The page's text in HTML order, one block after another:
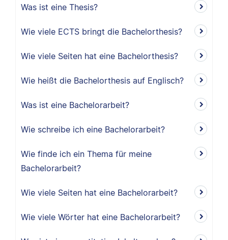
Was ist eine Thesis?
Wie viele ECTS bringt die Bachelorthesis?
Wie viele Seiten hat eine Bachelorthesis?
Wie heißt die Bachelorthesis auf Englisch?
Was ist eine Bachelorarbeit?
Wie schreibe ich eine Bachelorarbeit?
Wie finde ich ein Thema für meine
Bachelorarbeit?
Wie viele Seiten hat eine Bachelorarbeit?
Wie viele Wörter hat eine Bachelorarbeit?